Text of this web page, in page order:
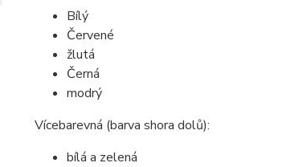
Bílý
Červené
žlutá
Černá
modrý
Vícebarevná (barva shora dolů):
bílá a zelená